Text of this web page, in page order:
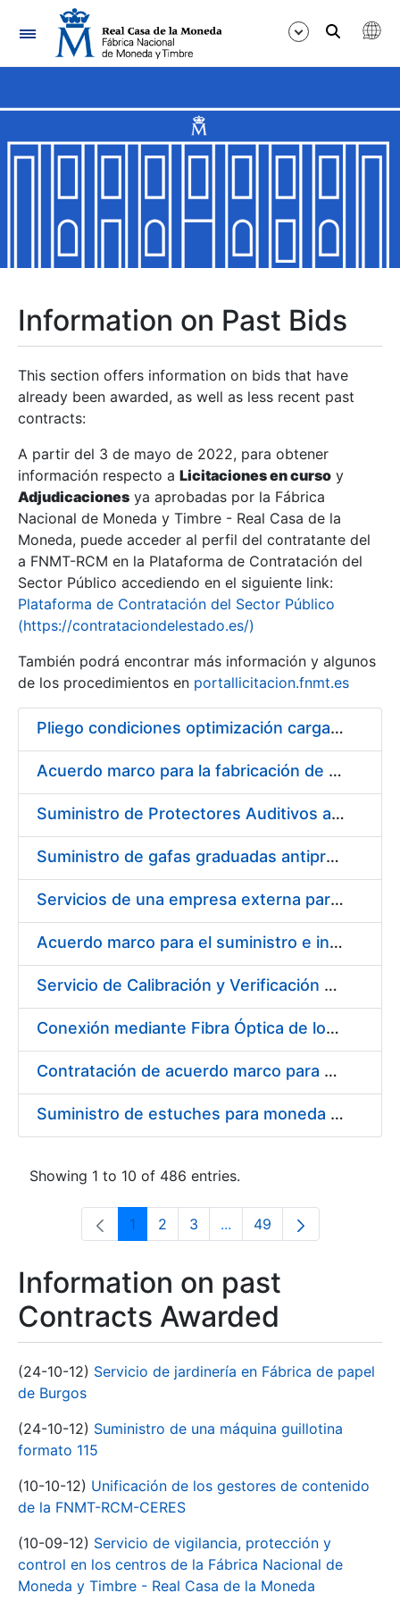
Navigation
Show/Hide
Show/Hide
Show/Hide
Show/Hide
Show/Hide
Show/Hide
Information on Past Bids
This section offers information on bids that have
already been awarded, as well as less recent past
contracts:
A partir del 3 de mayo de 2022, para obtener
información respecto a Licitaciones en curso y
Adjudicaciones ya aprobadas por la Fábrica
Nacional de Moneda y Timbre - Real Casa de la
Moneda, puede acceder al perfil del contratante del
a FNMT-RCM en la Plataforma de Contratación del
Sector Público accediendo en el siguiente link:
Plataforma de Contratación del Sector Público
(https://contrataciondelestado.es/)
También podrá encontrar más información y algunos
de los procedimientos en portallicitacion.fnmt.es
Pliego condiciones optimización cargas compras firmado
Acuerdo marco para la fabricación de piezas
Suministro de Protectores Auditivos a medida para las personas trabajadoras de los Centros de Trabajo de Madrid y Burgos
Suministro de gafas graduadas antiproyecciones para los trabajadores de la FNMT-RCM en los centros de trabajo de Madrid y Burgos
Servicios de una empresa externa para el asesoramiento y resolución de los recursos de alzada que se presentan relacionados con procesos de selección para la FNMT-RCM
Acuerdo marco para el suministro e instalación de persianas, estores y otros complementos
Servicio de Calibración y Verificación Externa de los Equipos de Medición del Servicio de Prevención de la FNMT-RCM
Conexión mediante Fibra Óptica de los Centros de Proceso de Datos (CPDs) de las sedes de la FNMT-RCM de Burgos y Madrid
Contratación de acuerdo marco para el Suministro de Material de Electricidad para la Fábrica Nacional de Moneda y Timbre-Real Casa de la Moneda en su centro de trabajo de Burgos
Suministro de estuches para moneda de 30 €
Showing 1 to 10 of 486 entries.
Page
1 Page
2 Page
3 ...Intermediate Pages Use
Page
49
Information on past
Contracts Awarded
(24-10-12) Servicio de jardinería en Fábrica de papel
de Burgos
(24-10-12) Suministro de una máquina guillotina
formato 115
(10-10-12) Unificación de los gestores de contenido
de la FNMT-RCM-CERES
(10-09-12) Servicio de vigilancia, protección y
control en los centros de la Fábrica Nacional de
Moneda y Timbre - Real Casa de la Moneda